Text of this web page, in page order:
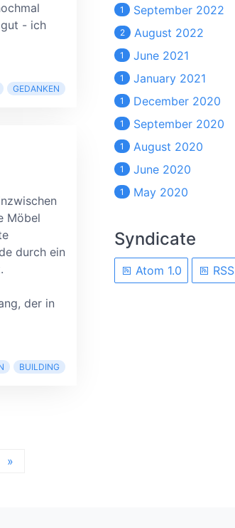
- ich
GEDANKEN
Möbel
durch ein
der in
BUILDING
»
1 September 2022
2 August 2022
1 June 2021
1 January 2021
1 December 2020
1 September 2020
1 August 2020
1 June 2020
1 May 2020
Syndicate
Atom 1.0 RSS